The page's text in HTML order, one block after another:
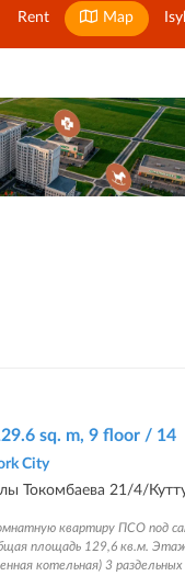
Rent Map
sq. m, 9 floor / 14
City
Токомбаева 21/4/
квартиру ПСО под
площадь 129,6 кв.м.
котельная) 3